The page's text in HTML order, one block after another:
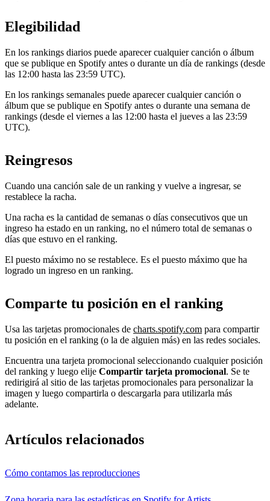
Elegibilidad
En los rankings diarios puede aparecer cualquier canción o álbum
que se publique en Spotify antes o durante un día de rankings (desde
las 12:00 hasta las 23:59 UTC).
En los rankings semanales puede aparecer cualquier canción o
álbum que se publique en Spotify antes o durante una semana de
rankings (desde el viernes a las 12:00 hasta el jueves a las 23:59
UTC).
Reingresos
Cuando una canción sale de un ranking y vuelve a ingresar, se
restablece la racha.
Una racha es la cantidad de semanas o días consecutivos que un
ingreso ha estado en un ranking, no el número total de semanas o
días que estuvo en el ranking.
El puesto máximo no se restablece. Es el puesto máximo que ha
logrado un ingreso en un ranking.
Comparte tu posición en el ranking
Usa las tarjetas promocionales de charts.spotify.com para compartir
tu posición en el ranking (o la de alguien más) en las redes sociales.
Encuentra una tarjeta promocional seleccionando cualquier posición
del ranking y luego elije Compartir tarjeta promocional. Se te
redirigirá al sitio de las tarjetas promocionales para personalizar la
imagen y luego compartirla o descargarla para utilizarla más
adelante.
Artículos relacionados
Cómo contamos las reproducciones